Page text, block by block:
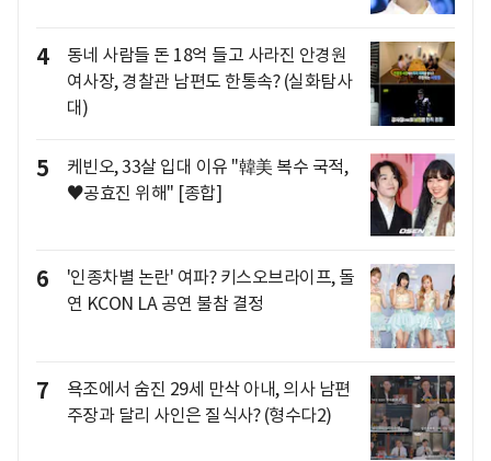
4
동네 사람들 돈 18억 들고 사라진 안경원
여사장, 경찰관 남편도 한통속? (실화탐사
대)
5
케빈오, 33살 입대 이유 "韓美 복수 국적,
♥공효진 위해" [종합]
6
'인종차별 논란' 여파? 키스오브라이프, 돌
연 KCON LA 공연 불참 결정
7
욕조에서 숨진 29세 만삭 아내, 의사 남편
주장과 달리 사인은 질식사? (형수다2)